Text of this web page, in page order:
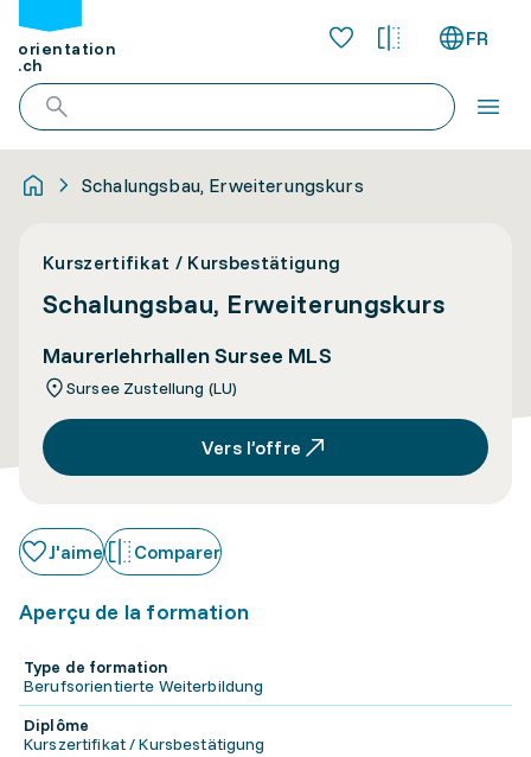
orientation
.ch
FR
Schalungsbau, Erweiterungskurs
Kurszertifikat / Kursbestätigung
Schalungsbau, Erweiterungskurs
Maurerlehrhallen Sursee MLS
Sursee Zustellung (LU)
Vers l’offre
J'aime Comparer
Aperçu de la formation
Type de formation
Berufsorientierte Weiterbildung
Diplôme
Kurszertifikat / Kursbestätigung